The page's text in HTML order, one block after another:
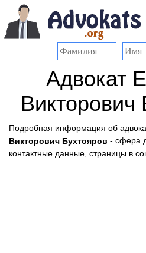
Адвокат
Викторович
Подробная информация об
Викторович Бухтояров - сфера
контактные данные, страницы в